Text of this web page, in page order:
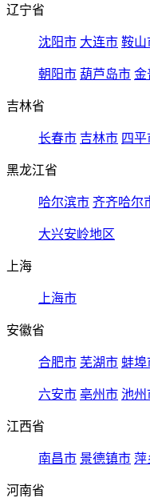
辽宁省
沈阳市 大连市 鞍山
朝阳市 葫芦岛市 金
吉林省
长春市 吉林市 四平
黑龙江省
哈尔滨市 齐齐哈尔
大兴安岭地区
上海
上海市
安徽省
合肥市 芜湖市 蚌埠
六安市 亳州市 池州
江西省
南昌市 景德镇市 萍
河南省